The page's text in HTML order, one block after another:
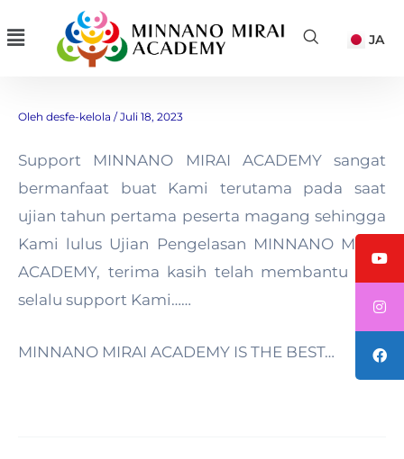
ke
Menu JA
Oleh desfe-kelola /Juli 18, 2023
Support MINNANO MIRAI ACADEMY sangat
bermanfaat buat Kami terutama pada saat
ujian tahun pertama peserta magang sehingga
Kami lulus Ujian Pengelasan MINNANO MIRAI
ACADEMY, terima kasih telah membantu dan
selalu support Kami……
MINNANO MIRAI ACADEMY IS THE BEST…